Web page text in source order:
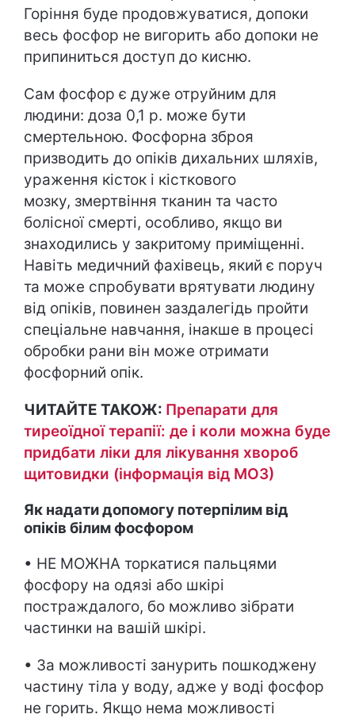
Горіння буде продовжуватися, допоки
весь фосфор не вигорить або допоки не
припиниться доступ до кисню.
Сам фосфор є дуже отруйним для
людини: доза 0,1 р. може бути
смертельною. Фосфорна зброя
призводить до опіків дихальних шляхів,
ураження кісток і кісткового
мозку, змертвіння тканин та часто
болісної смерті, особливо, якщо ви
знаходились у закритому приміщенні.
Навіть медичний фахівець, який є поруч
та може спробувати врятувати людину
від опіків, повинен заздалегідь пройти
спеціальне навчання, інакше в процесі
обробки рани він може отримати
фосфорний опік.
ЧИТАЙТЕ ТАКОЖ: Препарати для
тиреоїдної терапії: де і коли можна буде
придбати ліки для лікування хвороб
щитовидки (інформація від МОЗ)
Як надати допомогу потерпілим від
опіків білим фосфором
• НЕ МОЖНА торкатися пальцями
фосфору на одязі або шкірі
постраждалого, бо можливо зібрати
частинки на вашій шкірі.
• За можливості занурить пошкоджену
частину тіла у воду, адже у воді фосфор
не горить. Якщо нема можливості